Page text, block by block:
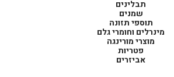
תבלינים
שמנים
תוספי תזונה
מינרלים וחומרי גלם
מוצרי מורינגה
פטריות
אביזרים